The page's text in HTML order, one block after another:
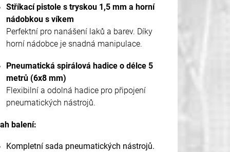
Stříkací pistole s tryskou 1,5 mm a horní
nádobkou s víkem
Perfektní pro nanášení laků a barev. Díky
horní nádobce je snadná manipulace.
Pneumatická spirálová hadice o délce 5
metrů (6x8 mm)
Flexibilní a odolná hadice pro připojení
pneumatických nástrojů.
balení:
Kompletní sada pneumatických nástrojů.